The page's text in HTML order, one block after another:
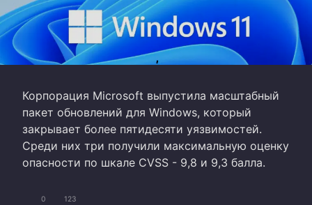
Корпорация Microsoft выпустила масштабный
пакет обновлений для Windows, который
закрывает более пятидесяти уязвимостей.
Среди них три получили максимальную оценку
опасности по шкале CVSS - 9,8 и 9,3 балла.
0 123